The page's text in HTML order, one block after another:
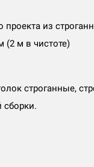
из
(2 м в чистоте)
строганные,
сборки.